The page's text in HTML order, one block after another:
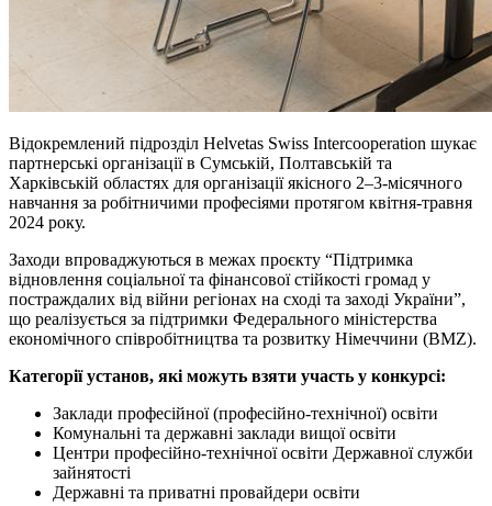
Відокремлений підрозділ Helvetas Swiss Intercooperation шукає
партнерські організації в Сумській, Полтавській та
Харківській областях для організації якісного 2–3-місячного
навчання за робітничими професіями протягом квітня-травня
2024 року.
Заходи впроваджуються в межах проєкту “Підтримка
відновлення соціальної та фінансової стійкості громад у
постраждалих від війни регіонах на сході та заході України”,
що реалізується за підтримки Федерального міністерства
економічного співробітництва та розвитку Німеччини (BMZ).
Категорії установ, які можуть взяти участь у конкурсі:
Заклади професійної (професійно-технічної) освіти
Комунальні та державні заклади вищої освіти
Центри професійно-технічної освіти Державної служби
зайнятості
Державні та приватні провайдери освіти